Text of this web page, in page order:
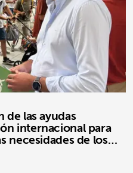
de las ayudas
internacional para
necesidades de los